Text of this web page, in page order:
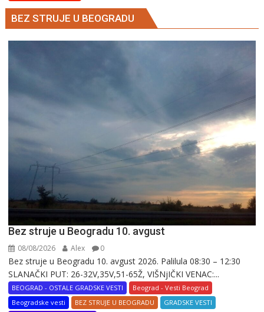
BEZ STRUJE U BEOGRADU
Bez struje u Beogradu 10. avgust
08/08/2026 Alex 0
Bez struje u Beogradu 10. avgust 2026. Palilula 08:30 – 12:30
SLANAČKI PUT: 26-32V,35V,51-65Ž, VIŠNjIČKI VENAC:...
BEOGRAD - OSTALE GRADSKE VESTI
Beograd - Vesti Beograd
Beogradske vesti
BEZ STRUJE U BEOGRADU
GRADSKE VESTI